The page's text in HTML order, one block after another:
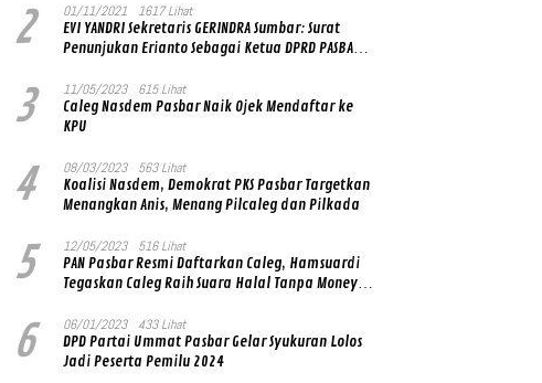
2 01/11/2021 1617 Lihat
EVI YANDRI Sekretaris GERINDRA Sumbar: Surat
Penunjukan Erianto Sebagai Ketua DPRD PASBAR
Prabowo Subianto
3 11/05/2023 615 Lihat
Caleg Nasdem Pasbar Naik Ojek Mendaftar ke
KPU
4 08/03/2023 563 Lihat
Koalisi Nasdem, Demokrat PKS Pasbar Targetkan
Menangkan Anis, Menang Pilcaleg dan Pilkada
5 12/05/2023 516 Lihat
PAN Pasbar Resmi Daftarkan Caleg, Hamsuardi
Tegaskan Caleg Raih Suara Halal Tanpa Money
6 06/01/2023 433 Lihat
DPD Partai Ummat Pasbar Gelar Syukuran Lolos
Jadi Peserta Pemilu 2024